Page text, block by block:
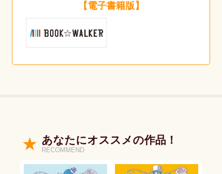
【電子書籍版】
あなたにオススメの作品！
RECOMMEND